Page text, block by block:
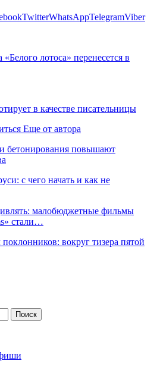
TwitterWhatsAppTelegramViber
«Белого лотоса» перенесется в
в качестве писательницы
Еще от автора
бетонирования повышают
с чего начать и как не
малобюджетные фильмы
стали…
вокруг тизера пятой